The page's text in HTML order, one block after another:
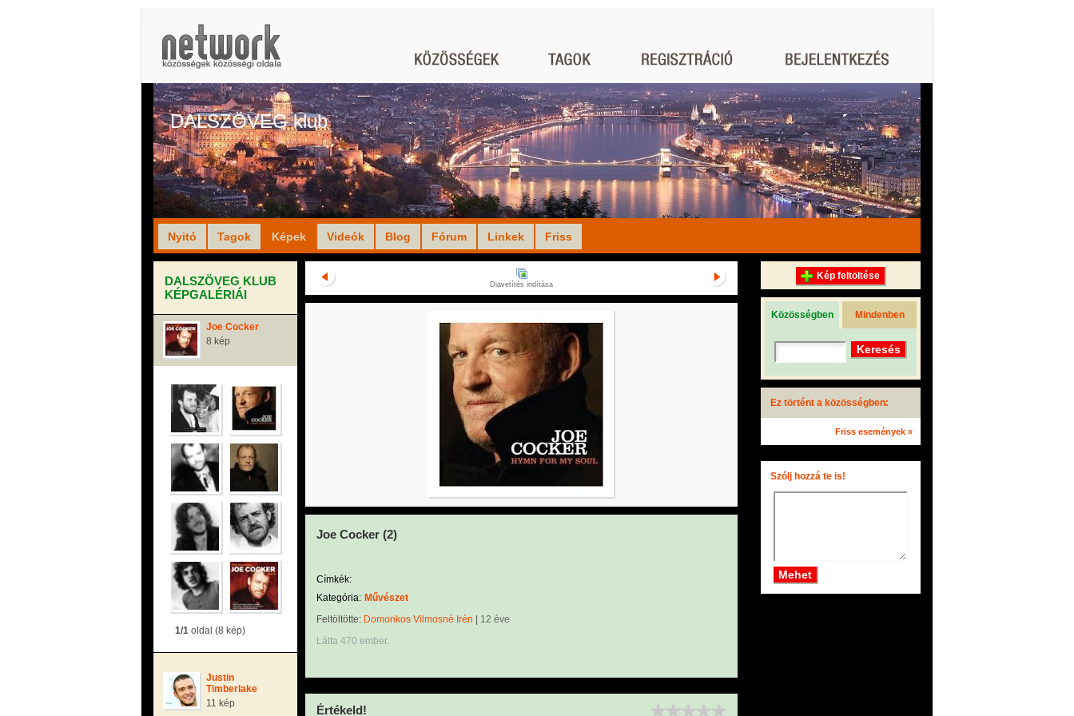
DALSZÖVEG klub
Nyitó Tagok Képek Videók Blog Fórum Linkek Friss
DALSZÖVEG KLUB
KÉPGALÉRIÁI
Joe Cocker
8 kép
1/1 oldal (8 kép)
Justin
Timberlake
11 kép
Diavetítés indítása
Joe Cocker (2)
Címkék:
Kategória: Művészet
Feltöltötte: Domonkos Vilmosné Irén
12 éve
Látta 470 ember.
Értékeld!
Kép feltöltése
Közösségben Mindenben
Ez történt a közösségben:
Friss események »
Szólj hozzá te is!